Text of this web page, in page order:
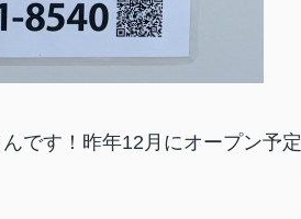
です！昨年12月にオープン予定